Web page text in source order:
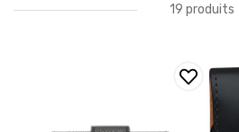
19 produits